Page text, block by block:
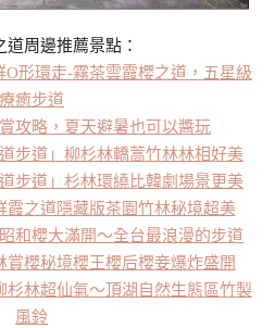
道周邊推薦景點：
形環走-霧茶雲霞櫻之道，五星級
療癒步道
攻略，夏天避暑也可以醬玩
步道」柳杉林轎蒿竹林林相好美
步道」杉林環繞比韓劇場景更美
霞之道隱藏版茶園竹林秘境超美
和櫻大滿開～全台最浪漫的步道
賞櫻秘境櫻王櫻后櫻妾爆炸盛開
杉林超仙氣～頂湖自然生態區竹製
風鈴